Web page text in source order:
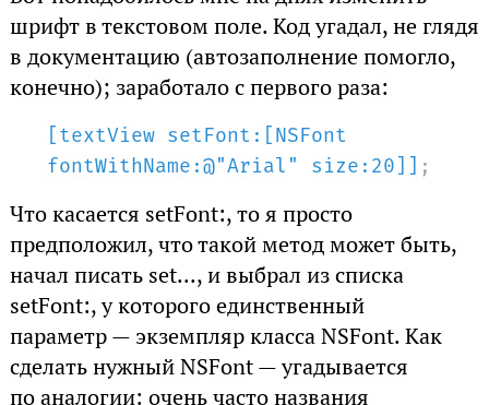
шрифт в текстовом поле. Код угадал, не глядя
в документацию (автозаполнение помогло,
конечно); заработало с первого раза:
[textView setFont:[NSFont
fontWithName:@"Arial" size:20]] ;
Что касается setFont:, то я просто
предположил, что такой метод может быть,
начал писать set..., и выбрал из списка
setFont:, у которого единственный
параметр — экземпляр класса NSFont. Как
сделать нужный NSFont — угадывается
по аналогии: очень часто названия